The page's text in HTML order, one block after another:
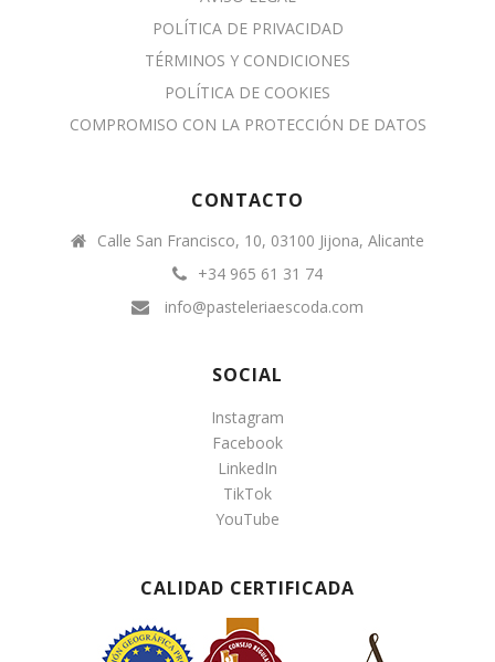
POLÍTICA DE PRIVACIDAD
TÉRMINOS Y CONDICIONES
POLÍTICA DE COOKIES
COMPROMISO CON LA PROTECCIÓN DE DATOS
CONTACTO
Calle San Francisco, 10, 03100 Jijona, Alicante
+34 965 61 31 74
info@pasteleriaescoda.com
SOCIAL
Instagram
Facebook
LinkedIn
TikTok
YouTube
CALIDAD CERTIFICADA